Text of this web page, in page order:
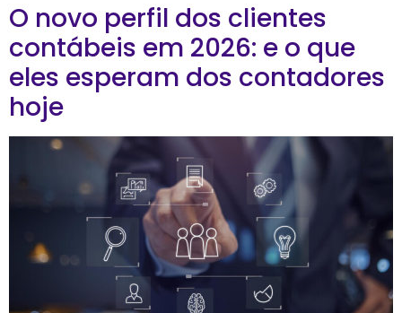
O novo perfil dos clientes
contábeis em 2026: e o que
eles esperam dos contadores
hoje